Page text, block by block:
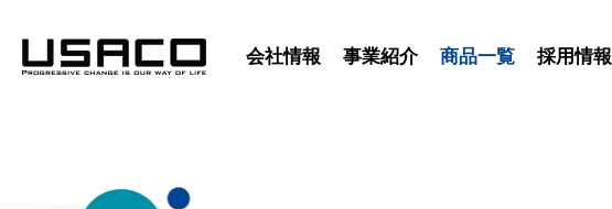
会社情報 事業紹介 商品一覧 採用情報